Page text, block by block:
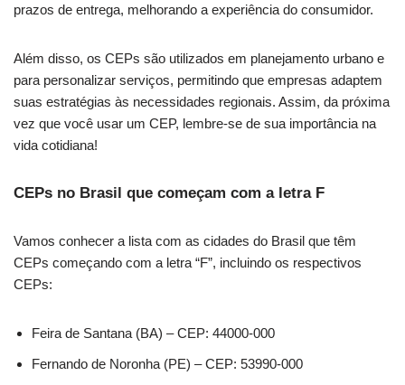
prazos de entrega, melhorando a experiência do consumidor.
Além disso, os CEPs são utilizados em planejamento urbano e
para personalizar serviços, permitindo que empresas adaptem
suas estratégias às necessidades regionais. Assim, da próxima
vez que você usar um CEP, lembre-se de sua importância na
vida cotidiana!
CEPs no Brasil que começam com a letra F
Vamos conhecer a lista com as cidades do Brasil que têm
CEPs começando com a letra “F”, incluindo os respectivos
CEPs:
Feira de Santana (BA) – CEP: 44000-000
Fernando de Noronha (PE) – CEP: 53990-000